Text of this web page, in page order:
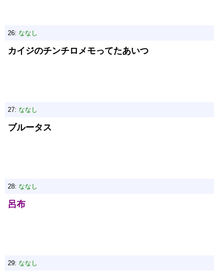
26: ななし
カイジのチンチロメモってたあいつ
27: ななし
ブルータス
28: ななし
呂布
29: ななし